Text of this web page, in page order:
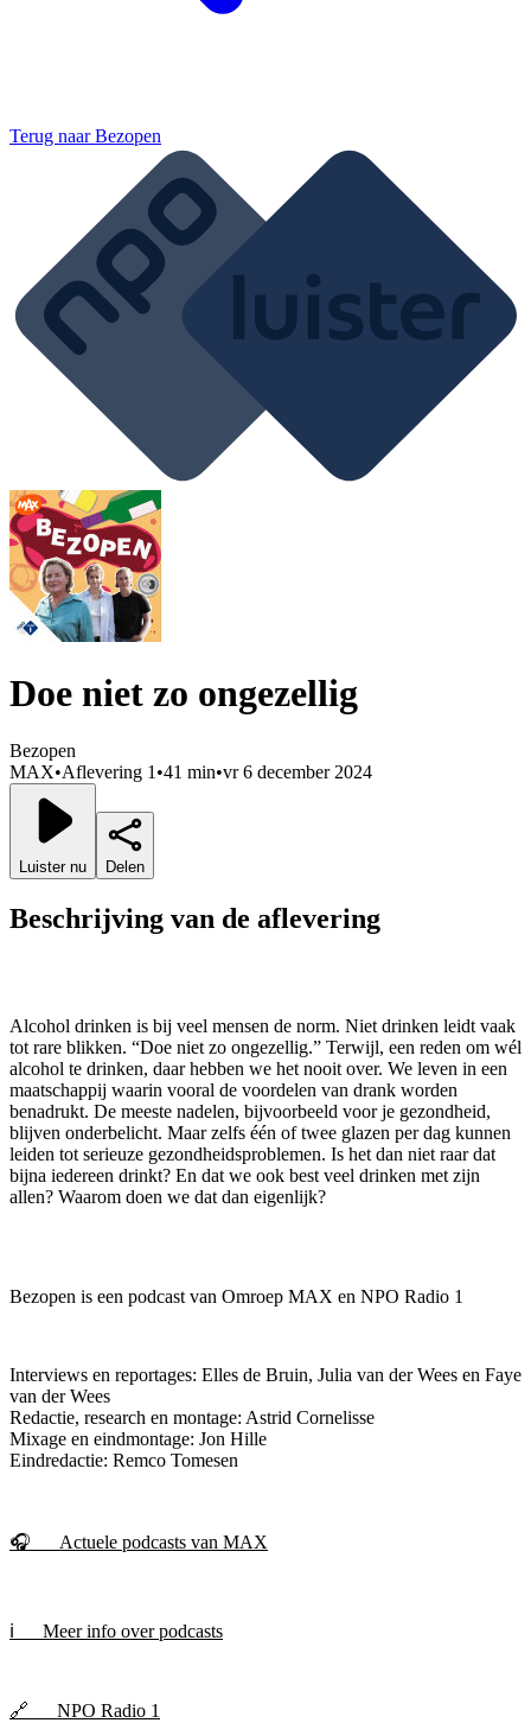
Terug naarBezopen
Doe niet zo ongezellig
Bezopen
MAX•Aflevering 1•41 min•vr 6 december 2024
Luister nu Delen
Beschrijving van de aflevering
Alcohol drinken is bij veel mensen de norm. Niet drinken leidt vaak
tot rare blikken. “Doe niet zo ongezellig.” Terwijl, een reden om wél
alcohol te drinken, daar hebben we het nooit over. We leven in een
maatschappij waarin vooral de voordelen van drank worden
benadrukt. De meeste nadelen, bijvoorbeeld voor je gezondheid,
blijven onderbelicht. Maar zelfs één of twee glazen per dag kunnen
leiden tot serieuze gezondheidsproblemen. Is het dan niet raar dat
bijna iedereen drinkt? En dat we ook best veel drinken met zijn
allen? Waarom doen we dat dan eigenlijk?
Bezopen is een podcast van Omroep MAX en NPO Radio 1
Interviews en reportages: Elles de Bruin, Julia van der Wees en Faye
van der Wees
Redactie, research en montage: Astrid Cornelisse
Mixage en eindmontage: Jon Hille
Eindredactie: Remco Tomesen
🎧 Actuele podcasts van MAX
ℹ️ Meer info over podcasts
🔗 NPO Radio 1